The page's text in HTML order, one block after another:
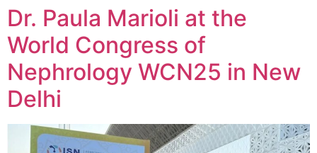
Dr. Paula Marioli at the
World Congress of
Nephrology WCN25 in New
Delhi